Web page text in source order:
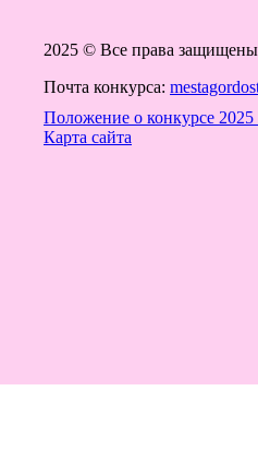
2025 © Все права защищены
Почта конкурса:
Положение о конкурсе 2025
Карта сайта